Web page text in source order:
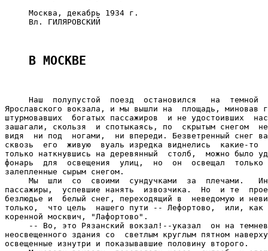
     Москва, декабрь 1934 г.
     Вл. ГИЛЯРОВСКИЙ
В МОСКВЕ
Наш  полупустой  поезд  остановился   на  темной
Ярославского вокзала, и мы вышли на  площадь, миновав
штурмовавших  богатых пассажиров  и не удостоивших
зашагали, скользя  и спотыкаясь, по  скрытым снегом
видя  ни под  ногами,  ни впереди. Безветренный снег
сквозь  его  живую  вуаль изредка виднелись  какие-то
только наткнувшись на деревянный  столб,  можно было
фонарь  для  освещения  улиц,  но  он  освещал  только
залепленные сырым снегом.
Мы  шли  со  своими  сундучками  за  плечами.
пассажиры,  успевшие нанять  извозчика.  Но  и те
безлюдье и  белый снег, переходящий в  неведомую и
только,  что цель  нашего пути -- Лефортово,  или,
коренной москвич, "Лафортово".
-- Во, это Рязанский вокзал!--указал  он на
неосвещенного здания со  светлым круглым пятном
освещенные изнутри и показывавшие половину второго.